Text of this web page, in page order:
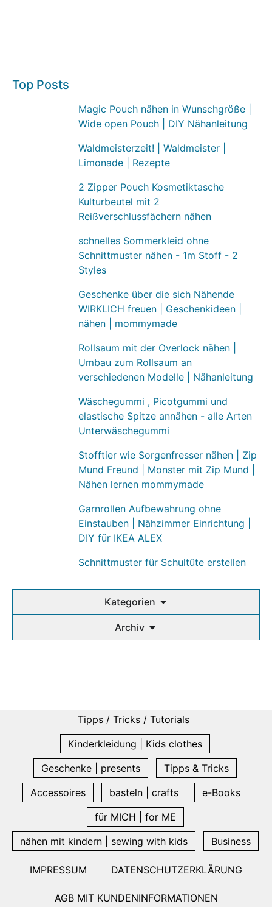
Top Posts
Magic Pouch nähen in Wunschgröße |
Wide open Pouch | DIY Nähanleitung
Waldmeisterzeit! | Waldmeister |
Limonade | Rezepte
2 Zipper Pouch Kosmetiktasche
Kulturbeutel mit 2
Reißverschlussfächern nähen
schnelles Sommerkleid ohne
Schnittmuster nähen - 1m Stoff - 2
Styles
Geschenke über die sich Nähende
WIRKLICH freuen | Geschenkideen |
nähen | mommymade
Rollsaum mit der Overlock nähen |
Umbau zum Rollsaum an
verschiedenen Modelle | Nähanleitung
Wäschegummi , Picotgummi und
elastische Spitze annähen - alle Arten
Unterwäschegummi
Stofftier wie Sorgenfresser nähen | Zip
Mund Freund | Monster mit Zip Mund |
Nähen lernen mommymade
Garnrollen Aufbewahrung ohne
Einstauben | Nähzimmer Einrichtung |
DIY für IKEA ALEX
Schnittmuster für Schultüte erstellen
Kategorien
Archiv
Tipps / Tricks / Tutorials
Kinderkleidung | Kids clothes
Geschenke | presents
Tipps & Tricks
Accessoires
basteln | crafts
e-Books
für MICH | for ME
nähen mit kindern | sewing with kids
Business
IMPRESSUM DATENSCHUTZERKLÄRUNG
AGB MIT KUNDENINFORMATIONEN